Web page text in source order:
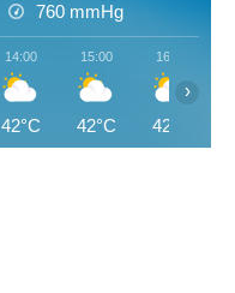
760 mmHg
14:00
42°C
15:00
42°C
16:00
42°C
›